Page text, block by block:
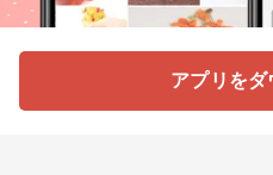
アプリをダ